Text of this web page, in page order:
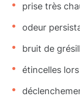
prise très
odeur
bruit de
étincelles